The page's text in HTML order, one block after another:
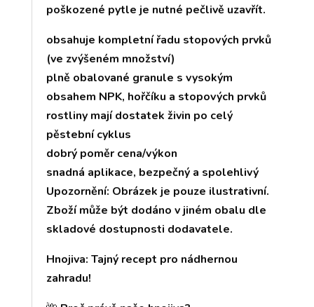
poškozené pytle je nutné pečlivě uzavřít.
obsahuje kompletní řadu stopových prvků
(ve zvýšeném množství)
plně obalované granule s vysokým
obsahem NPK, hořčíku a stopových prvků
rostliny mají dostatek živin po celý
pěstební cyklus
dobrý poměr cena/výkon
snadná aplikace, bezpečný a spolehlivý
Upozornění: Obrázek je pouze ilustrativní.
Zboží může být dodáno v jiném obalu dle
skladové dostupnosti dodavatele.
Hnojiva: Tajný recept pro nádhernou
zahradu!